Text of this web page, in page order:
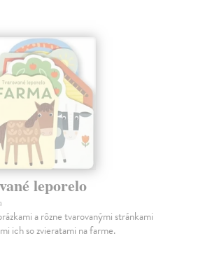
leporelo
a rôzne tvarovanými stránkami
ich so zvieratami na farme.